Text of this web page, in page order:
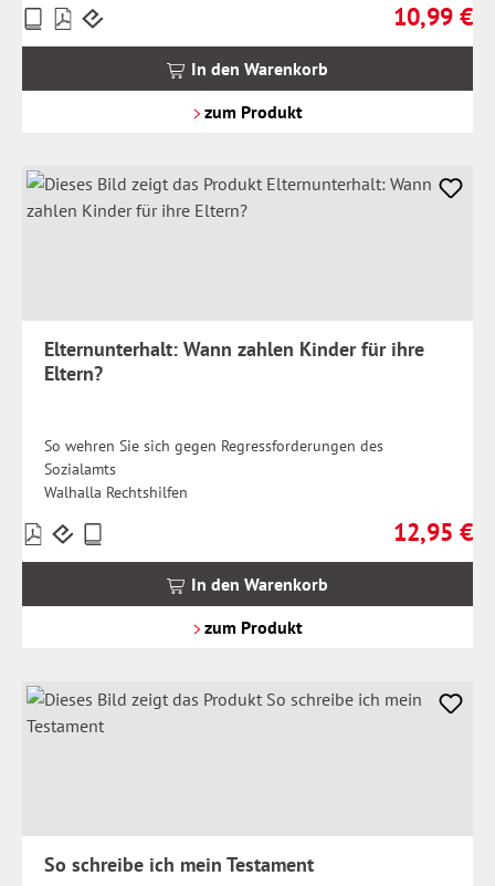
Regulärer
10,99 €
Preise
inkl.
In den Warenkorb
zum Produkt
Elternunterhalt: Wann zahlen Kinder für ihre
Eltern?
So wehren Sie sich gegen Regressforderungen des
Sozialamts
Walhalla Rechtshilfen
Regulärer
12,95 €
Preise
inkl.
In den Warenkorb
zum Produkt
So schreibe ich mein Testament